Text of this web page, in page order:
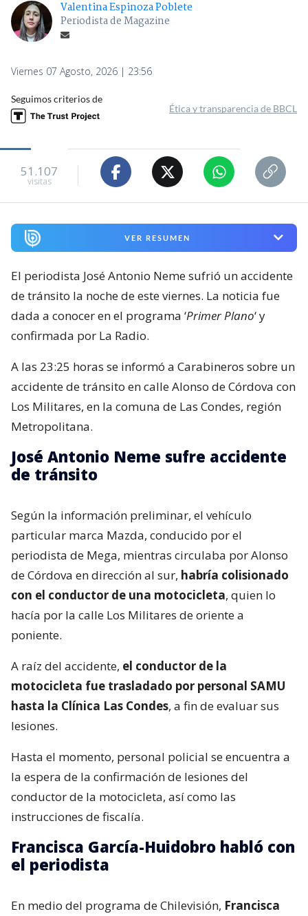
Valentina Espinoza Poblete
Periodista de Magazine
Viernes 07 Agosto, 2026 | 23:56
Seguimos criterios de
Ética y transparencia de BBCL
51.107
visitas
VER RESUMEN
El periodista José Antonio Neme sufrió un accidente
de tránsito la noche de este viernes. La noticia fue
dada a conocer en el programa ‘Primer Plano‘ y
confirmada por La Radio.
A las 23:25 horas se informó a Carabineros sobre un
accidente de tránsito en calle Alonso de Córdova con
Los Militares, en la comuna de Las Condes, región
Metropolitana.
José Antonio Neme sufre accidente
de tránsito
Según la información preliminar, el vehículo
particular marca Mazda, conducido por el
periodista de Mega, mientras circulaba por Alonso
de Córdova en dirección al sur, habría colisionado
con el conductor de una motocicleta, quien lo
hacía por la calle Los Militares de oriente a
poniente.
A raíz del accidente, el conductor de la
motocicleta fue trasladado por personal SAMU
hasta la Clínica Las Condes, a fin de evaluar sus
lesiones.
Hasta el momento, personal policial se encuentra a
la espera de la confirmación de lesiones del
conductor de la motocicleta, así como las
instrucciones de fiscalía.
Francisca García-Huidobro habló con
el periodista
En medio del programa de Chilevisión, Francisca